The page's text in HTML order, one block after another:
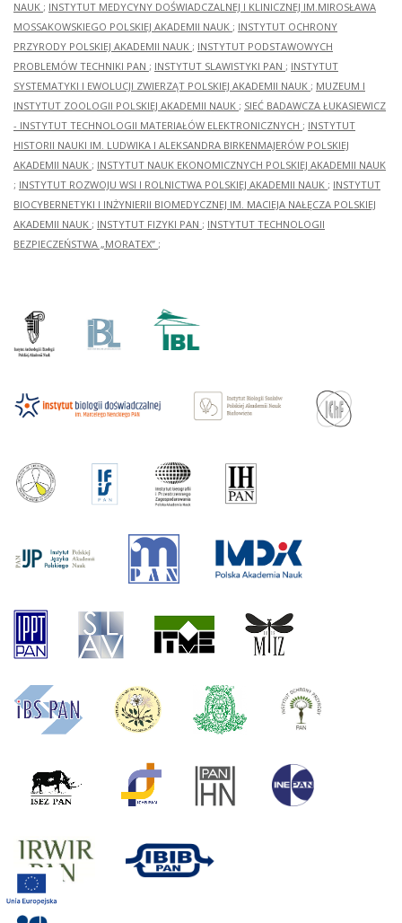
NAUK ; INSTYTUT MEDYCYNY DOŚWIADCZALNEJ I KLINICZNEJ IM.MIROSŁAWA
MOSSAKOWSKIEGO POLSKIEJ AKADEMII NAUK ; INSTYTUT OCHRONY
PRZYRODY POLSKIEJ AKADEMII NAUK ; INSTYTUT PODSTAWOWYCH
PROBLEMÓW TECHNIKI PAN ; INSTYTUT SLAWISTYKI PAN ; INSTYTUT
SYSTEMATYKI I EWOLUCJI ZWIERZĄT POLSKIEJ AKADEMII NAUK ; MUZEUM I
INSTYTUT ZOOLOGII POLSKIEJ AKADEMII NAUK ; SIEĆ BADAWCZA ŁUKASIEWICZ
- INSTYTUT TECHNOLOGII MATERIAŁÓW ELEKTRONICZNYCH ; INSTYTUT
HISTORII NAUKI IM. LUDWIKA I ALEKSANDRA BIRKENMAJERÓW POLSKIEJ
AKADEMII NAUK ; INSTYTUT NAUK EKONOMICZNYCH POLSKIEJ AKADEMII NAUK
; INSTYTUT ROZWOJU WSI I ROLNICTWA POLSKIEJ AKADEMII NAUK ; INSTYTUT
BIOCYBERNETYKI I INŻYNIERII BIOMEDYCZNEJ IM. MACIEJA NAŁĘCZA POLSKIEJ
AKADEMII NAUK ; INSTYTUT FIZYKI PAN ; INSTYTUT TECHNOLOGII
BEZPIECZEŃSTWA „MORATEX” ;